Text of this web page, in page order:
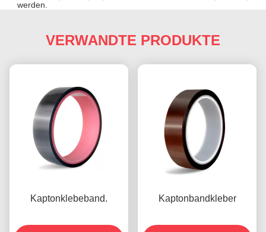
werden.
VERWANDTE PRODUKTE
Kaptonklebeband. Kaptonbandkleber